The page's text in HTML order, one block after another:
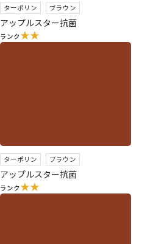
ターポリン ブラウン
アップルスター抗菌
ランク ★★
ターポリン ブラウン
アップルスター抗菌
ランク ★★